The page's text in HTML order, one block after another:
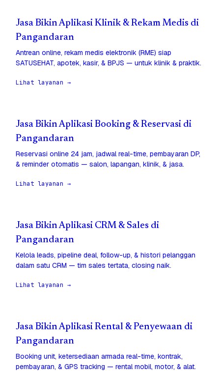
Jasa Bikin Aplikasi Klinik & Rekam Medis di
Pangandaran
Antrean online, rekam medis elektronik (RME) siap
SATUSEHAT, apotek, kasir, & BPJS — untuk klinik & praktik.
Lihat layanan →
Jasa Bikin Aplikasi Booking & Reservasi di
Pangandaran
Reservasi online 24 jam, jadwal real-time, pembayaran DP,
& reminder otomatis — salon, lapangan, klinik, & jasa.
Lihat layanan →
Jasa Bikin Aplikasi CRM & Sales di
Pangandaran
Kelola leads, pipeline deal, follow-up, & histori pelanggan
dalam satu CRM — tim sales tertata, closing naik.
Lihat layanan →
Jasa Bikin Aplikasi Rental & Penyewaan di
Pangandaran
Booking unit, ketersediaan armada real-time, kontrak,
pembayaran, & GPS tracking — rental mobil, motor, & alat.